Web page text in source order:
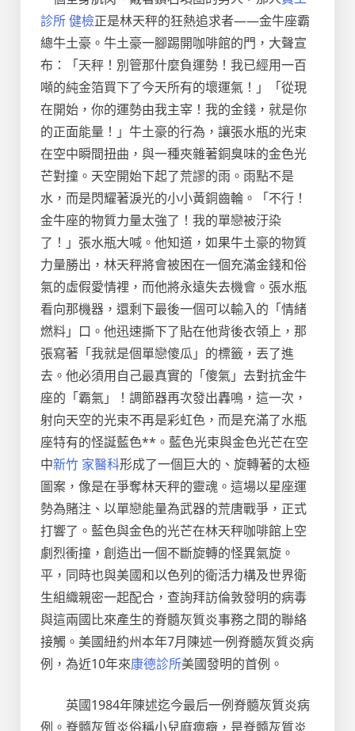
診所 健檢正是林天秤的狂熱追求者——金牛座霸
總牛土豪。牛土豪一腳踢開咖啡館的門，大聲宣
布：「天秤！別管那什麼負運勢！我已經用一百
噸的純金箔買下了今天所有的壞運氣！」「從現
在開始，你的運勢由我主宰！我的金錢，就是你
的正面能量！」牛土豪的行為，讓張水瓶的光束
在空中瞬間扭曲，與一種夾雜著銅臭味的金色光
芒對撞。天空開始下起了荒謬的雨。雨點不是
水，而是閃耀著淚光的小小黃銅齒輪。「不行！
金牛座的物質力量太強了！我的單戀被汙染
了！」張水瓶大喊。他知道，如果牛土豪的物質
力量勝出，林天秤將會被困在一個充滿金錢和俗
氣的虛假愛情裡，而他將永遠失去機會。張水瓶
看向那機器，還剩下最後一個可以輸入的「情緒
燃料」口。他迅速撕下了貼在他背後衣領上，那
張寫著「我就是個單戀傻瓜」的標籤，丟了進
去。他必須用自己最真實的「傻氣」去對抗金牛
座的「霸氣」！調節器再次發出轟鳴，這一次，
射向天空的光束不再是彩虹色，而是充滿了水瓶
座特有的怪誕藍色**。藍色光束與金色光芒在空
中新竹 家醫科形成了一個巨大的、旋轉著的太極
圖案，像是在爭奪林天秤的靈魂。這場以星座運
勢為賭注、以單戀能量為武器的荒唐戰爭，正式
打響了。藍色與金色的光芒在林天秤咖啡館上空
劇烈衝撞，創造出一個不斷旋轉的怪異氣旋。
平，同時也與美國和以色列的衛活力構及世界衛
生組織親密一起配合，查詢拜訪倫敦發明的病毒
與這兩國比來產生的脊髓灰質炎事務之間的聯絡
接觸。美國紐約州本年7月陳述一例脊髓灰質炎病
例，為近10年來康德診所美國發明的首例。
英國1984年陳述迄今最后一例脊髓灰質炎病
例。脊髓灰質炎俗稱小兒麻痹癥，是脊髓灰質炎